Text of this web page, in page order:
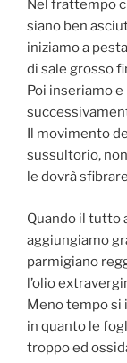
Nel frattempo
siano ben
iniziamo a
di sale grosso
Poi inseriamo
Il movimento
sussultorio,
le dovrà
Quando il tutto
aggiungiamo
parmigiano
l’olio
Meno tempo si
in quanto le
troppo ed